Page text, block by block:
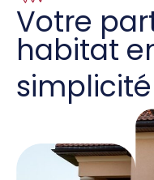
Votre
habitat
simplicité